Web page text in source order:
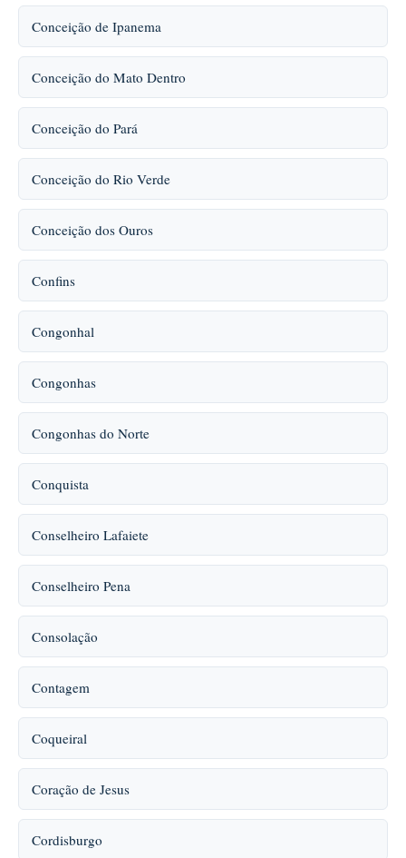
Conceição de Ipanema
Conceição do Mato Dentro
Conceição do Pará
Conceição do Rio Verde
Conceição dos Ouros
Confins
Congonhal
Congonhas
Congonhas do Norte
Conquista
Conselheiro Lafaiete
Conselheiro Pena
Consolação
Contagem
Coqueiral
Coração de Jesus
Cordisburgo